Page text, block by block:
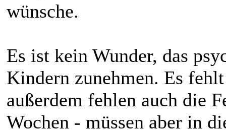
wünsche.
Es ist kein Wunder, das
Kindern zunehmen. Es
außerdem fehlen auch die
Wochen - müssen aber in